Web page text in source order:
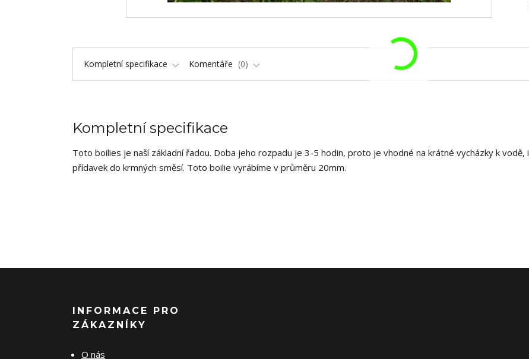
Kompletní specifikace Komentáře 0
Kompletní specifikace
Toto boilies je naší základní řadou. Doba jeho rozpadu je 3-5 hodin, proto je vhodné na krátné vycházky k vodě,
přídavek do krmných směsí. Toto boilie vyrábíme v průměru 20mm.
INFORMACE PRO
ZÁKAZNÍKY
O nás